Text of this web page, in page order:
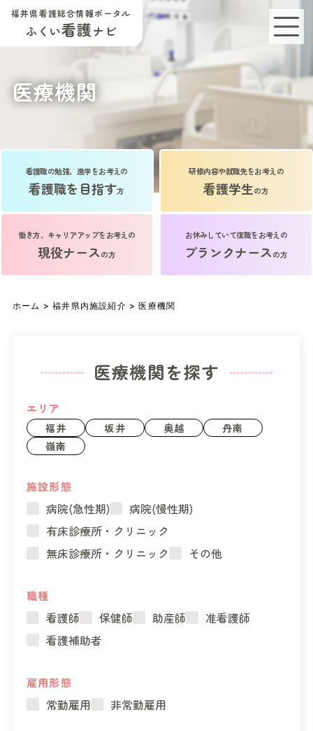
福井県看護総合情報ポータル
ふくい看護ナビ
医療機関
看護職の勉強、進学をお考えの
看護職を目指す方
研修内容や就職先をお考えの
看護学生の方
働き方、キャリアアップをお考えの
現役ナースの方
お休みしていて復職をお考えの
ブランクナースの方
ホーム >福井県内施設紹介 > 医療機関
医療機関を探す
エリア
福井 坂井 奥越
丹南
嶺南
施設形態
病院(急性期)
病院(慢性期)
有床診療所・クリニック
無床診療所・クリニック
その他
職種
看護師 保健師 助産師
准看護師
看護補助者
雇用形態
常勤雇用 非常勤雇用